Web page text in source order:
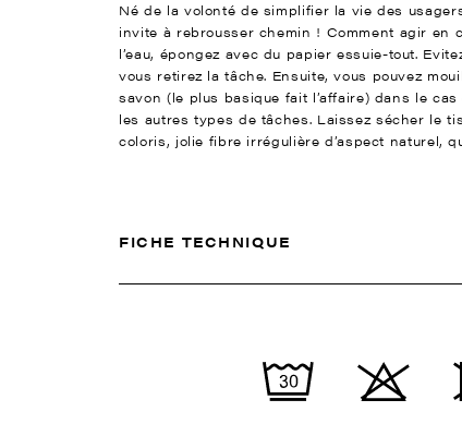
Né de la volonté de simplifier la vie des
invite à rebrousser chemin ! Comment agir en
l’eau, épongez avec du papier essuie-tout.
vous retirez la tâche. Ensuite, vous pouvez
savon (le plus basique fait l’affaire) dans le
les autres types de tâches. Laissez sécher le
coloris, jolie fibre irrégulière d’aspect naturel,
FICHE TECHNIQUE